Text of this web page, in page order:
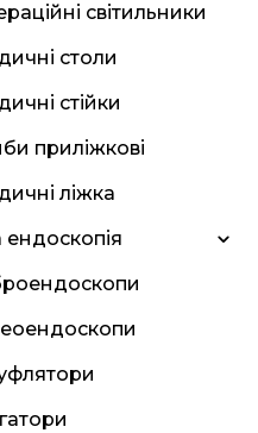
світильники
столи
стійки
приліжкові
ліжка
ендоскопія